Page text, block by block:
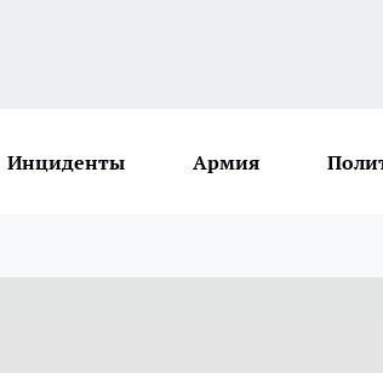
Инциденты Армия